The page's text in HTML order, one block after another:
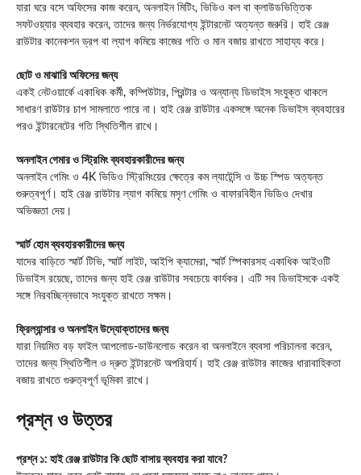
যারা ঘরে বসে অফিসের কাজ করেন, অনলাইন মিটিং, ভিডিও কল বা ক্লাউডভিত্তিক
সফটওয়্যার ব্যবহার করেন, তাদের জন্য নির্ভরযোগ্য ইন্টারনেট অত্যন্ত জরুরি। হাই রেঞ্জ
রাউটার কানেকশন ড্রপ বা ল্যাগ কমিয়ে কাজের গতি ও মান বজায় রাখতে সাহায্য করে।
ছোট ও মাঝারি অফিসের জন্য
একই নেটওয়ার্কে একাধিক কর্মী, কম্পিউটার, প্রিন্টার ও অন্যান্য ডিভাইস সংযুক্ত থাকলে
সাধারণ রাউটার চাপ সামলাতে পারে না। হাই রেঞ্জ রাউটার একসঙ্গে অনেক ডিভাইস ব্যবহারের
পরও ইন্টারনেটের গতি স্থিতিশীল রাখে।
অনলাইন গেমার ও স্ট্রিমিং ব্যবহারকারীদের জন্য
অনলাইন গেমিং ও 4K ভিডিও স্ট্রিমিংয়ের ক্ষেত্রে কম ল্যাটেন্সি ও উচ্চ স্পিড অত্যন্ত
গুরুত্বপূর্ণ। হাই রেঞ্জ রাউটার ল্যাগ কমিয়ে মসৃণ গেমিং ও বাফারবিহীন ভিডিও দেখার
অভিজ্ঞতা দেয়।
স্মার্ট হোম ব্যবহারকারীদের জন্য
যাদের বাড়িতে স্মার্ট টিভি, স্মার্ট লাইট, আইপি ক্যামেরা, স্মার্ট স্পিকারসহ একাধিক আইওটি
ডিভাইস রয়েছে, তাদের জন্য হাই রেঞ্জ রাউটার সবচেয়ে কার্যকর। এটি সব ডিভাইসকে একই
সঙ্গে নিরবচ্ছিন্নভাবে সংযুক্ত রাখতে সক্ষম।
ফ্রিল্যান্সার ও অনলাইন উদ্যোক্তাদের জন্য
যারা নিয়মিত বড় ফাইল আপলোড-ডাউনলোড করেন বা অনলাইনে ব্যবসা পরিচালনা করেন,
তাদের জন্য স্থিতিশীল ও দ্রুত ইন্টারনেট অপরিহার্য। হাই রেঞ্জ রাউটার কাজের ধারাবাহিকতা
বজায় রাখতে গুরুত্বপূর্ণ ভূমিকা রাখে।
প্রশ্ন ও উত্তর
প্রশ্ন ১: হাই রেঞ্জ রাউটার কি ছোট বাসায় ব্যবহার করা যাবে?